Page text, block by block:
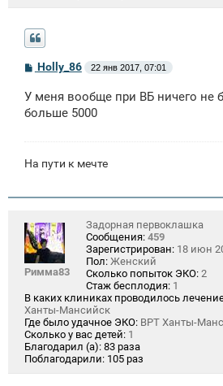
С
о
б
щ
Holly_86 22 янв 2017, 07:01
У меня вообще при ВБ ничего не
больше 5000
На пути к мечте
Римма83
Задорная первоклашка
Сообщения: 459
Зарегистрирован: 18 июн
Пол: Женский
Сколько попыток ЭКО: 2
Стаж бесплодия: 1
В каких клиниках проводилось
Ханты-Мансийск
Где было удачное ЭКО: ВРТ Ханты-
Сколько у вас детей: 1
Благодарил (а): 83 раза
Поблагодарили: 105 раз